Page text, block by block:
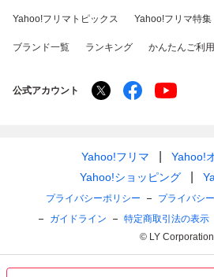
Yahoo!フリマトピックス Yahoo!フリマ特集
ブランド一覧 ランキング かんたんご利
公式アカウント
Yahoo!フリマ
Yahoo!
Yahoo!ショッピング
プライバシーポリシー プライバシ
ガイドライン
特定商取引法の表示
© LY Corporation